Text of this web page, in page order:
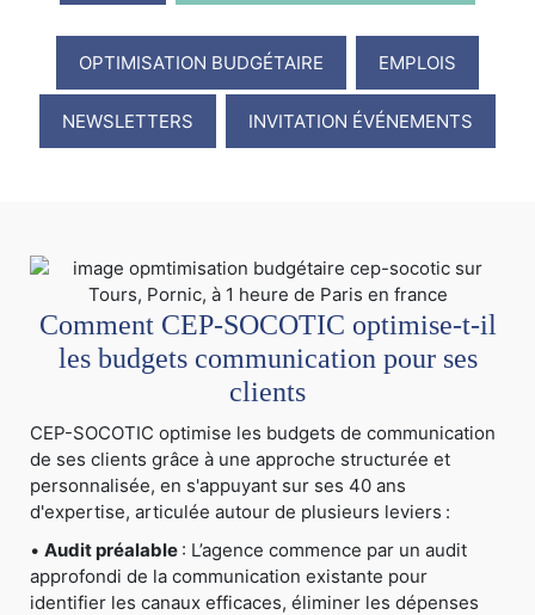
OPTIMISATION BUDGÉTAIRE EMPLOIS
NEWSLETTERS INVITATION ÉVÉNEMENTS
Comment CEP-SOCOTIC optimise-t-il
les budgets communication pour ses
clients
CEP-SOCOTIC optimise les budgets de communication
de ses clients grâce à une approche structurée et
personnalisée, en s'appuyant sur ses 40 ans
d'expertise, articulée autour de plusieurs leviers :
• Audit préalable : L’agence commence par un audit
approfondi de la communication existante pour
identifier les canaux efficaces, éliminer les dépenses